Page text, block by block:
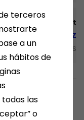
Next Post
GARCÍA MÁRQUEZ
LIBROS
terceros
a un
hábitos de
las
o